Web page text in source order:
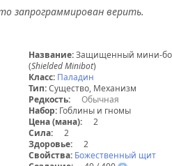
запрограммирован верить.
Название:Защищенный мини-
(Shielded Minibot)
Класс: Паладин
Тип:Существо, Механизм
Редкость:
Обычная
Набор: Гоблины и гномы
Цена (мана):
2
Сила:
2
Здоровье:
2
Свойства: Божественный щит